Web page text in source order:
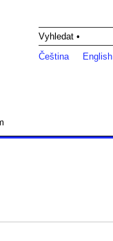
Vyhledat •
Čeština
English